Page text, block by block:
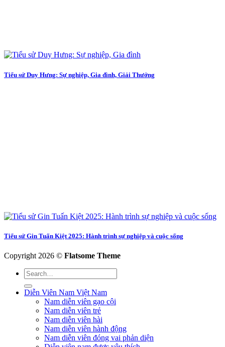
Tiểu sử Duy Hưng: Sự nghiệp, Gia đình, Giải Thưởng
Tiểu sử Gin Tuấn Kiệt 2025: Hành trình sự nghiệp và cuộc sống
Copyright 2026 © Flatsome Theme
Diễn Viên Nam Việt Nam
Nam diễn viên gạo cội
Nam diễn viên trẻ
Nam diễn viên hài
Nam diễn viên hành động
Nam diễn viên đóng vai phản diện